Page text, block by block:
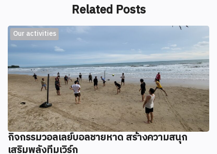
Related Posts
Our activities
กิจกรรมวอลเลย์บอลชายหาด สร้างความสนุก
เสริมพลังทีมเวิร์ก